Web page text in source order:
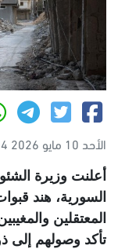
الأحد 10 مايو 2026 11:04 م
أعلنت وزيرة
السورية، هند
المعتقلين
تأكد وصولهم إلى